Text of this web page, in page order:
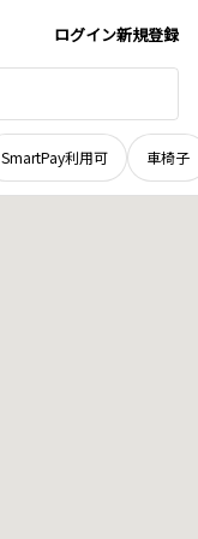
ログイン新規登録
SmartPay利用可 車椅子